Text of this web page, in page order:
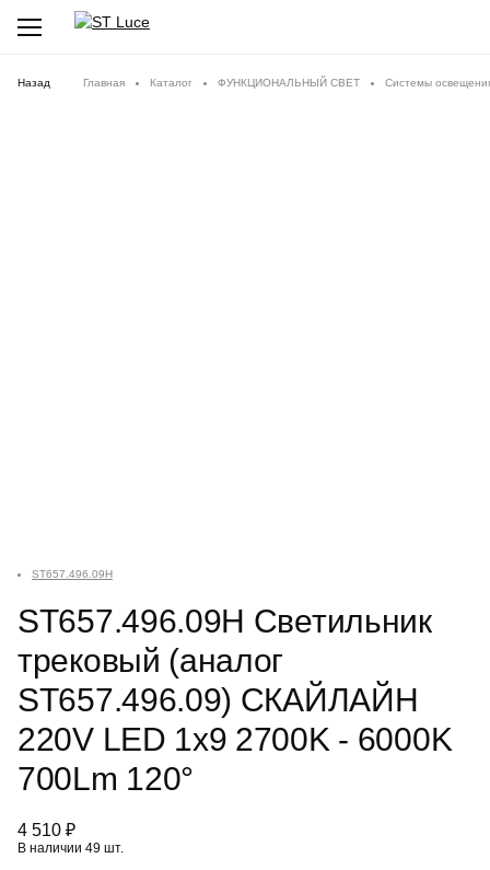
Назад Главная Каталог ФУНКЦИОНАЛЬНЫЙ СВЕТ Системы
ST657.496.09H
ST657.496.09H Светильник
трековый (аналог
ST657.496.09) СКАЙЛАЙН
220V LED 1x9 2700K - 6000K
700Lm 120°
4 510 ₽
В наличии 49 шт.